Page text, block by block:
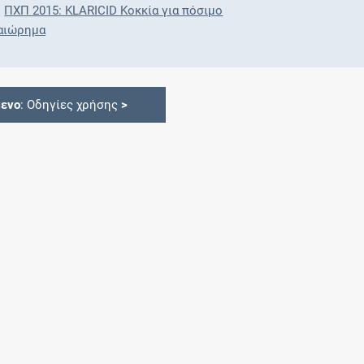
ΠΧΠ 2015: KLARICID Κοκκία για πόσιμο
: Οδηγίες χρήσης >